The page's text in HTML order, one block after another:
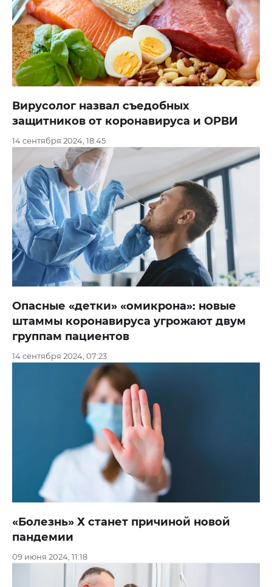
Вирусолог назвал съедобных
защитников от коронавируса и ОРВИ
14 сентября 2024, 18:45
Опасные «детки» «омикрона»: новые
штаммы коронавируса угрожают двум
группам пациентов
14 сентября 2024, 07:23
«Болезнь» Х станет причиной новой
пандемии
09 июня 2024, 11:18